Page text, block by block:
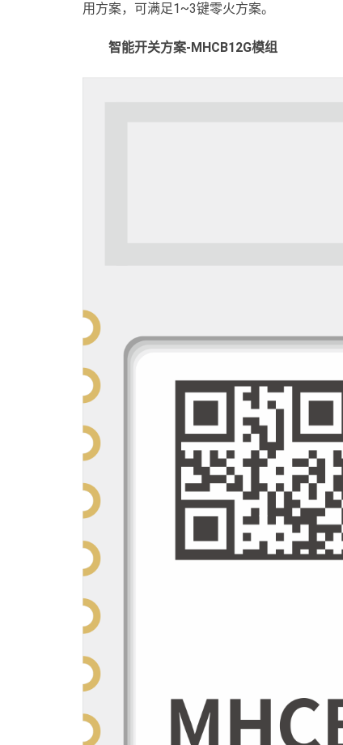
用方案，可满足1~3键零火方案。
智能开关方案-MHCB12G模组